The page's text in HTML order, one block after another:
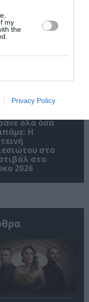
my
the
Privacy Policy
στην
όλα όσα
Η
στο
στο
2026